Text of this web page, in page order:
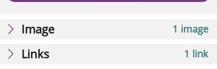
1 image
Image
1 link
Links